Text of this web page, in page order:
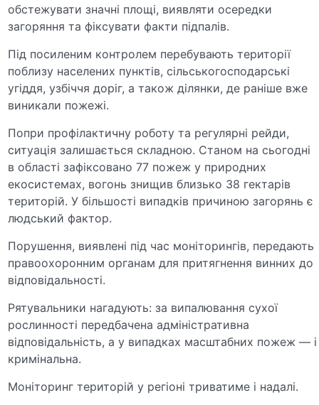
обстежувати значні площі, виявляти осередки
загоряння та фіксувати факти підпалів.
Під посиленим контролем перебувають території
поблизу населених пунктів, сільськогосподарські
угіддя, узбіччя доріг, а також ділянки, де раніше вже
виникали пожежі.
Попри профілактичну роботу та регулярні рейди,
ситуація залишається складною. Станом на сьогодні
в області зафіксовано 77 пожеж у природних
екосистемах, вогонь знищив близько 38 гектарів
територій. У більшості випадків причиною загорянь є
людський фактор.
Порушення, виявлені під час моніторингів, передають
правоохоронним органам для притягнення винних до
відповідальності.
Рятувальники нагадують: за випалювання сухої
рослинності передбачена адміністративна
відповідальність, а у випадках масштабних пожеж — і
кримінальна.
Моніторинг територій у регіоні триватиме і надалі.